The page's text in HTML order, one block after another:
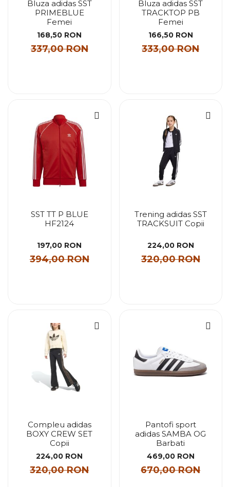
Bluza adidas SST
PRIMEBLUE
Femei
168,50 RON
337,00 RON
Bluza adidas SST
TRACKTOP PB
Femei
166,50 RON
333,00 RON
SST TT P BLUE
HF2124
197,00 RON
394,00 RON
Trening adidas SST
TRACKSUIT Copii
224,00 RON
320,00 RON
Compleu adidas
BOXY CREW SET
Copii
224,00 RON
320,00 RON
Pantofi sport
adidas SAMBA OG
Barbati
469,00 RON
670,00 RON